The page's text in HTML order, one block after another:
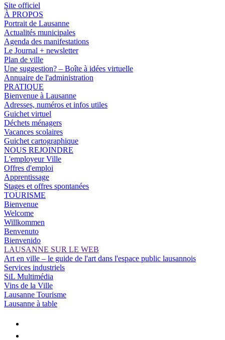
Site officiel
À PROPOS
Portrait de Lausanne
Actualités municipales
Agenda des manifestations
Le Journal + newsletter
Plan de ville
Une suggestion? – Boîte à idées virtuelle
Annuaire de l'administration
PRATIQUE
Bienvenue à Lausanne
Adresses, numéros et infos utiles
Guichet virtuel
Déchets ménagers
Vacances scolaires
Guichet cartographique
NOUS REJOINDRE
L'employeur Ville
Offres d'emploi
Apprentissage
Stages et offres spontanées
TOURISME
Bienvenue
Welcome
Willkommen
Benvenuto
Bienvenido
LAUSANNE SUR LE WEB
Art en ville – le guide de l'art dans l'espace public lausannois
Services industriels
SiL Multimédia
Vins de la Ville
Lausanne Tourisme
Lausanne à table